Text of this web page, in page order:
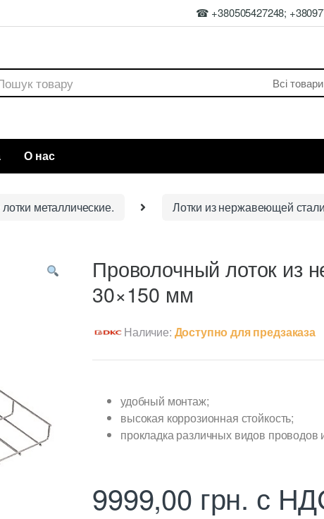
☎ +380505427248;
О нас
металлические. Лотки из нержавеющей стали
Проволочный лоток из
30×150 мм
Наличие: Доступно для предзаказа
удобный монтаж;
высокая коррозионная стойкость;
прокладка различных видов проводов
9999,00 грн. с